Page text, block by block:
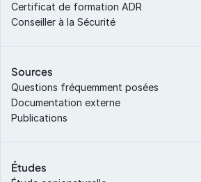
Certificat de formation ADR
Conseiller à la Sécurité
Sources
Questions fréquemment posées
Documentation externe
Publications
Études